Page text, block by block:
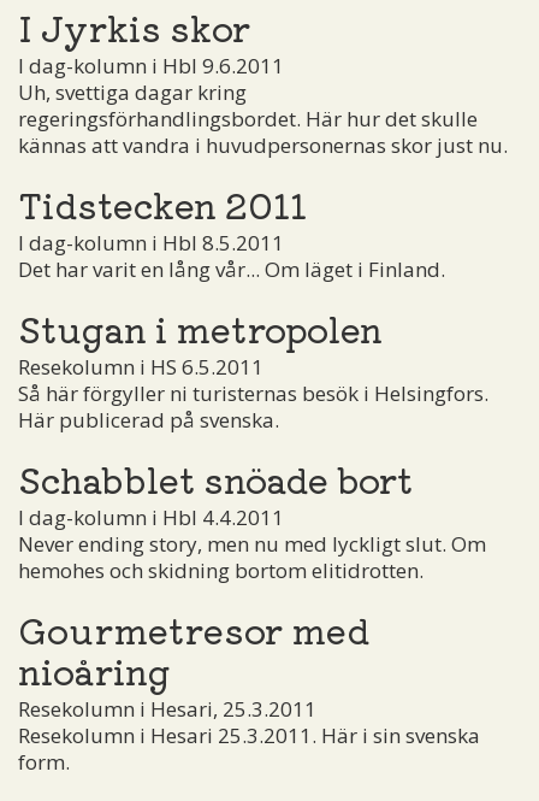
I Jyrkis skor
I dag-kolumn i Hbl 9.6.2011
Uh, svettiga dagar kring
regeringsförhandlingsbordet. Här hur det skulle
kännas att vandra i huvudpersonernas skor just nu.
Tidstecken 2011
I dag-kolumn i Hbl 8.5.2011
Det har varit en lång vår... Om läget i Finland.
Stugan i metropolen
Resekolumn i HS 6.5.2011
Så här förgyller ni turisternas besök i Helsingfors.
Här publicerad på svenska.
Schabblet snöade bort
I dag-kolumn i Hbl 4.4.2011
Never ending story, men nu med lyckligt slut. Om
hemohes och skidning bortom elitidrotten.
Gourmetresor med
nioåring
Resekolumn i Hesari, 25.3.2011
Resekolumn i Hesari 25.3.2011. Här i sin svenska
form.